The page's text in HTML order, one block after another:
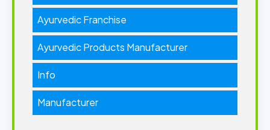
Ayurvedic Franchise
Ayurvedic Products Manufacturer
Info
Manufacturer